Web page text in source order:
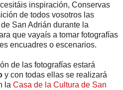
inspiración, Conservas
de todos vosotros las
San Adrián durante la
que vayaís a tomar fotografías
encuadres o escenarios.
de las fotografías estará
y con todas ellas se realizará
la Casa de la Cultura de San